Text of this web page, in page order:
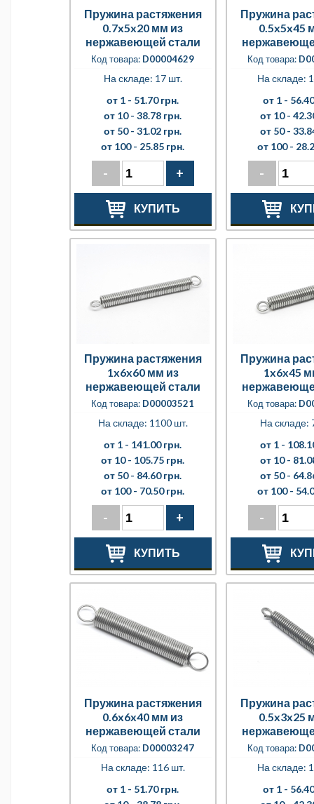
Пружина растяжения
0.7x5x20 мм из
нержавеющей стали
Код товара: D00004629
На складе: 17 шт.
от 1 - 51.70 грн.
от 10 - 38.78 грн.
от 50 - 31.02 грн.
от 100 - 25.85 грн.
- +
КУПИТЬ
Пружина
0.5x5x45
Код товара:
На складе:
от 1 -
от 10 -
от 50 -
от 100 -
-
Пружина растяжения
1x6x60 мм из
нержавеющей стали
Код товара: D00003521
На складе: 1100 шт.
от 1 - 141.00 грн.
от 10 - 105.75 грн.
от 50 - 84.60 грн.
от 100 - 70.50 грн.
- +
КУПИТЬ
Пружина
1x6x45
Код товара:
На складе:
от 1 -
от 10 -
от 50 -
от 100 -
-
Пружина растяжения
0.6x6x40 мм из
нержавеющей стали
Код товара: D00003247
На складе: 116 шт.
от 1 - 51.70 грн.
Пружина
0.5x3x25
Код товара:
На складе:
от 1 -